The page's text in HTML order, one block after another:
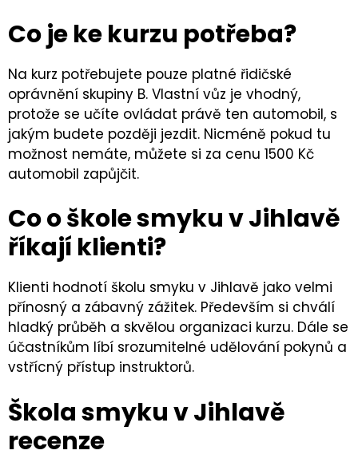
Co je ke kurzu potřeba?
Na kurz potřebujete pouze platné řidičské
oprávnění skupiny B. Vlastní vůz je vhodný,
protože se učíte ovládat právě ten automobil, s
jakým budete později jezdit. Nicméně pokud tu
možnost nemáte, můžete si za cenu 1500 Kč
automobil zapůjčit.
Co o škole smyku v Jihlavě
říkají klienti?
Klienti hodnotí školu smyku v Jihlavě jako velmi
přínosný a zábavný zážitek. Především si chválí
hladký průběh a skvělou organizaci kurzu. Dále se
účastníkům líbí srozumitelné udělování pokynů a
vstřícný přístup instruktorů.
Škola smyku v Jihlavě
recenze